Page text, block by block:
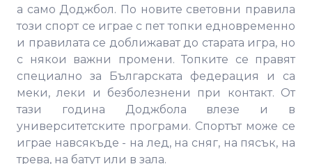
а само Доджбол. По новите световни правила
този спорт се играе с пет топки едновременно
и правилата се доближават до старата игра, но
с някои важни промени. Топките се правят
специално за Българската федерация и са
меки, леки и безболезнени при контакт. От
тази година Доджбола влезе и в
университетските програми. Спортът може се
играе навсякъде - на лед, на сняг, на пясък, на
трева, на батут или в зала.